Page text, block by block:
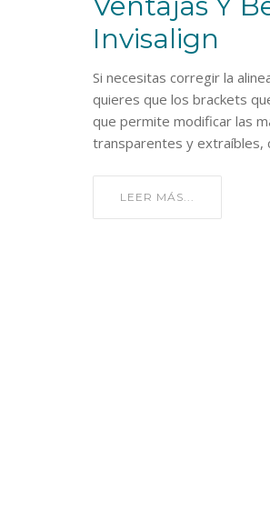
Invisalign
Si necesitas corregir la
quieres que los brackets
que permite modificar las
transparentes y extraíbles,
LEER MÁS...